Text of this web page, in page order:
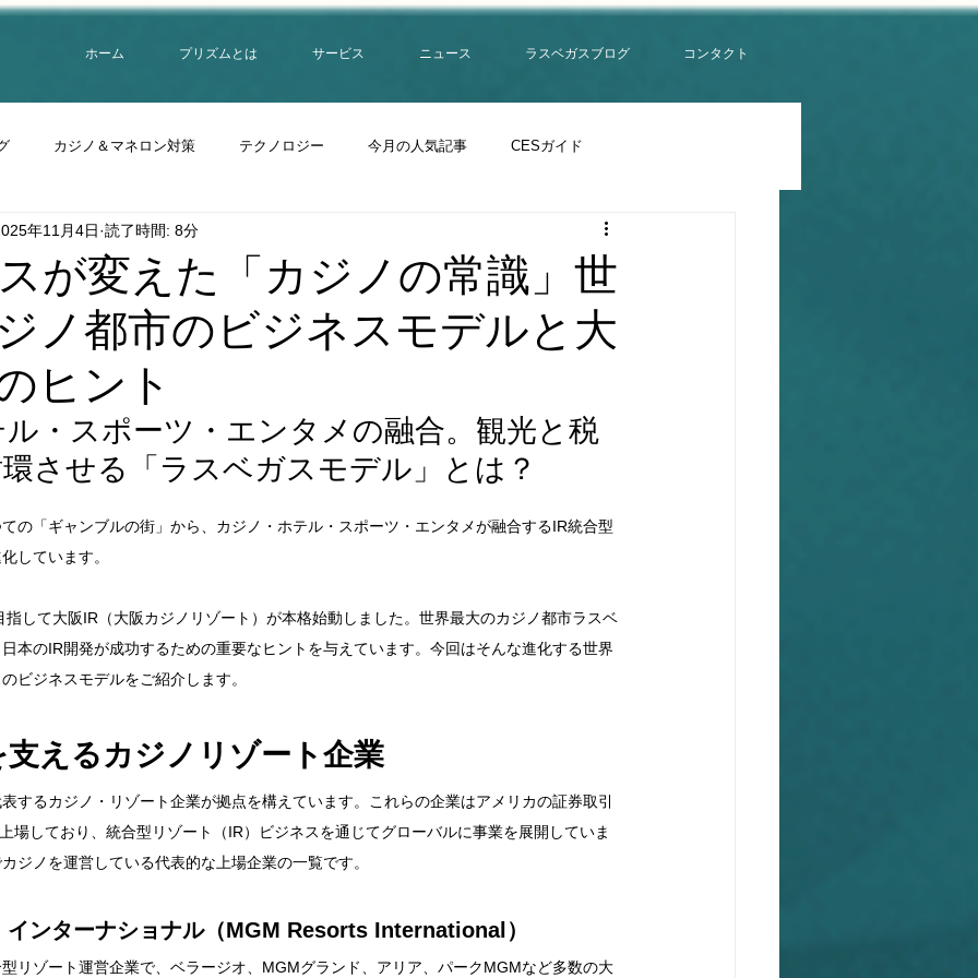
ホーム プリズムとは サービス ニュース ラスベガスブログ コンタクト
カジノ＆マネロン対策 テクノロジー 今月の人気記事 CESガイド
が変えた「カジノの常識」世
ノ都市のビジネスモデルと大
ヒント
年11月4日 読了時間: 8分
・スポーツ・エンタメの融合。観光と税
させる「ラスベガスモデル」とは？
の「ギャンブルの街」から、カジノ・ホテル・スポーツ・エンタメが融合するIR統合型
しています。
して大阪IR（大阪カジノリゾート）が本格始動しました。世界最大のカジノ都市ラスベ
本のIR開発が成功するための重要なヒントを与えています。今回はそんな進化する世界
ビジネスモデルをご紹介します。
えるカジノリゾート企業
するカジノ・リゾート企業が拠点を構えています。これらの企業はアメリカの証券取引
場しており、統合型リゾート（IR）ビジネスを通じてグローバルに事業を展開していま
ジノを運営している代表的な上場企業の一覧です。
ンターナショナル（MGM Resorts International）
リゾート運営企業で、ベラージオ、MGMグランド、アリア、パークMGMなど多数の大